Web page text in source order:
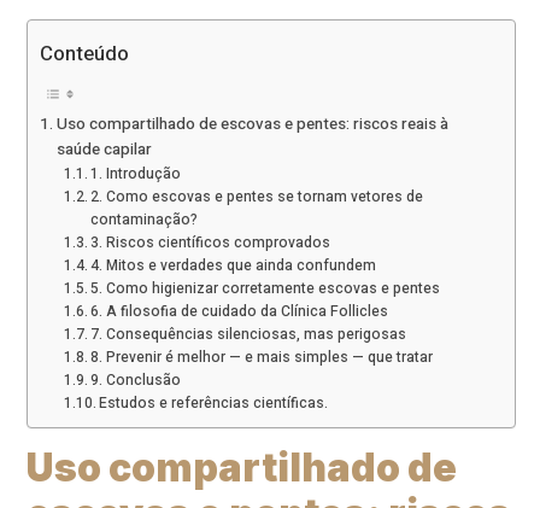
Conteúdo
Uso compartilhado de escovas e pentes: riscos reais à
saúde capilar
1. Introdução
2. Como escovas e pentes se tornam vetores de
contaminação?
3. Riscos científicos comprovados
4. Mitos e verdades que ainda confundem
5. Como higienizar corretamente escovas e pentes
6. A filosofia de cuidado da Clínica Follicles
7. Consequências silenciosas, mas perigosas
8. Prevenir é melhor — e mais simples — que tratar
9. Conclusão
Estudos e referências científicas.
Uso compartilhado de